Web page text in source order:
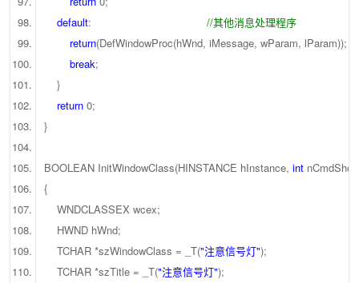
default://其他消息处理程序
return(DefWindowProc(hWnd, iMessage, wParam, lParam));
break;
}
return 0;
}
BOOLEAN InitWindowClass(HINSTANCE hInstance,int
{
WNDCLASSEX wcex;
HWND hWnd;
TCHAR *szWindowClass = _T("注意信号灯");
TCHAR *szTitle = _T("注意信号灯");